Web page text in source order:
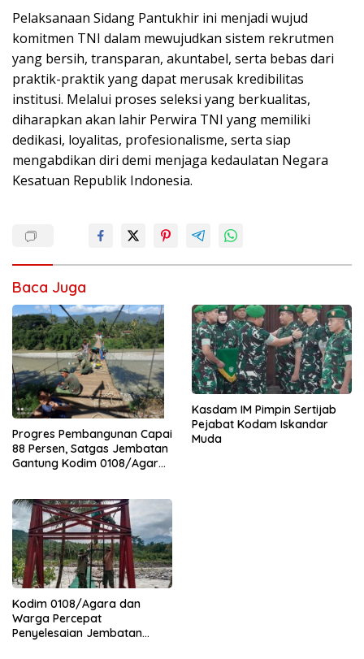
Pelaksanaan Sidang Pantukhir ini menjadi wujud
komitmen TNI dalam mewujudkan sistem rekrutmen
yang bersih, transparan, akuntabel, serta bebas dari
praktik-praktik yang dapat merusak kredibilitas
institusi. Melalui proses seleksi yang berkualitas,
diharapkan akan lahir Perwira TNI yang memiliki
dedikasi, loyalitas, profesionalisme, serta siap
mengabdikan diri demi menjaga kedaulatan Negara
Kesatuan Republik Indonesia.
Baca Juga
Progres Pembangunan Capai
88 Persen, Satgas Jembatan
Gantung Kodim 0108/Agara
Kasdam IM Pimpin Sertijab
Pejabat Kodam Iskandar
Muda
Kodim 0108/Agara dan
Warga Percepat
Penyelesaian Jembatan